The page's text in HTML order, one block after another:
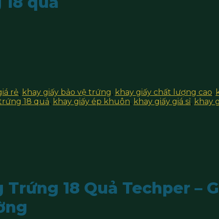
rẻ, khay giấy bảo vệ trứng, khay giấy chất lượng cao,
18 quả, khay giấy ép khuôn, khay giấy giá sỉ, khay
18 Quả Techper –